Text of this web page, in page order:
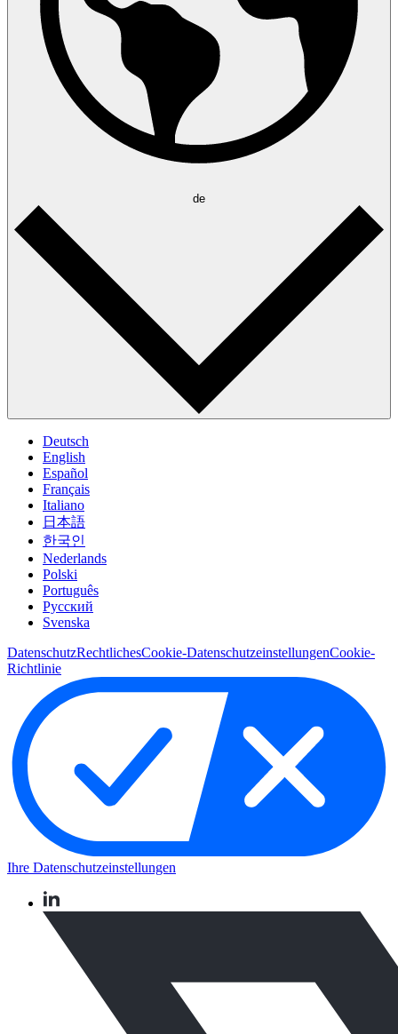
de
Deutsch
English
Español
Français
Italiano
日本語
한국인
Nederlands
Polski
Português
Pусский
Svenska
DatenschutzRechtlichesCookie-DatenschutzeinstellungenCookie-
Richtlinie
Ihre Datenschutzeinstellungen